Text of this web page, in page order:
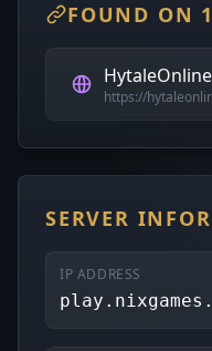
FOUND ON
https://
SERVER
IP ADDRESS